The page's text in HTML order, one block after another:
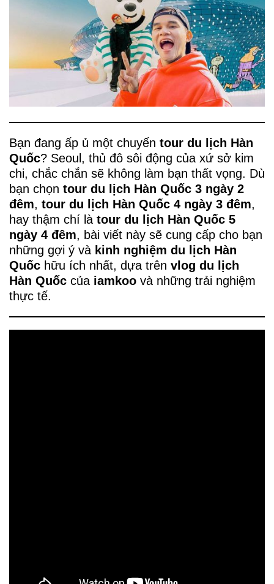
Bạn đang ấp ủ một chuyến tour du lịch Hàn
Quốc? Seoul, thủ đô sôi động của xứ sở kim
chi, chắc chắn sẽ không làm bạn thất vọng. Dù
bạn chọn tour du lịch Hàn Quốc 3 ngày 2
đêm, tour du lịch Hàn Quốc 4 ngày 3 đêm,
hay thậm chí là tour du lịch Hàn Quốc 5
ngày 4 đêm, bài viết này sẽ cung cấp cho bạn
những gợi ý và kinh nghiệm du lịch Hàn
Quốc hữu ích nhất, dựa trên vlog du lịch
Hàn Quốc của iamkoo và những trải nghiệm
thực tế.